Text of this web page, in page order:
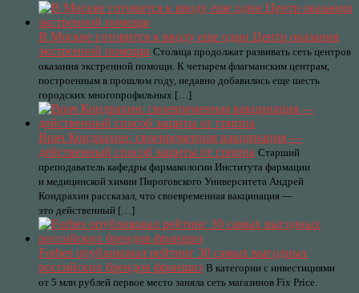
В Москве готовится к вводу еще один Центр оказания
экстренной помощи Столица продолжат развивать сеть центров
оказания экстренной помощи. К четырем флагманским центрам,
построенным в прошлом году, недавно добавились еще шесть
городских многопрофильных […]
Врач Кондрахин: своевременная вакцинация —
действенный способ защиты от гриппа Старший
преподаватель кафедры фармакологии Института фармации
и медицинской химии Пироговского Университета Андрей
Кондрахин рассказал, что своевременная вакцинация —
это действенный […]
Forbes опубликовал рейтинг 30 самых выгодных
российских брендов франшиз В категории с инвестициями
от 5 млн рублей первое место заняла сеть магазинов Fix Price.